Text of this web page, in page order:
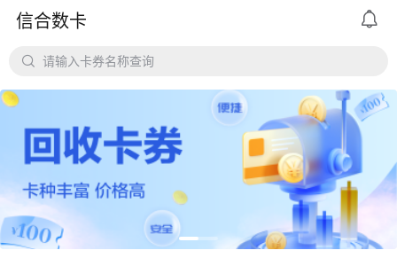
信合数卡 
 请输入卡券名称查询
尊敬的信合用户您好：目前银行卡，支付宝提现已恢复正常 ，欢迎提卡
通知：支付宝提现通道暂时维护，恢复另行通知，带来的不便敬请谅解！
平台对京东e卡、携程任我行长期有大量需求，欢迎有各类有相关资源的个人和企业长期合作。
价格公道、稳定需求，长期回收京东E卡、携程卡。
仅支持合法合规的正规卡合作，您可以直接在平台
京东E卡500面值以上寄售回收价格上调至965折
电商卡如京东卡、沃尔玛、盒马卡、瑞祥卡、天猫卡、苏宁、携程等等